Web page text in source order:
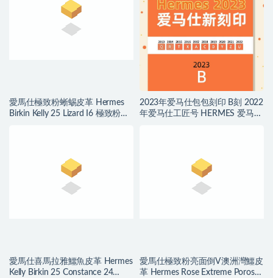
愛馬仕極致粉蜥蜴皮革 Hermes
Birkin Kelly 25 Lizard I6 極致粉
2023年爱马仕包包刻印 B刻 2022
年爱马仕工匠号 HERMES 爱马仕
愛馬仕喜馬拉雅鱷魚皮革 Hermes
Kelly Birkin 25 Constance 24
愛馬仕極致粉亮面倒V澳洲灣鱷皮
革 Hermes Rose Extreme Porosus